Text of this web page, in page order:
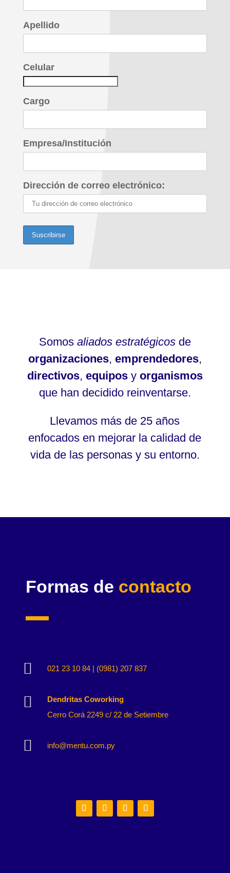
Apellido
Celular
Cargo
Empresa/Institución
Dirección de correo electrónico:
Somos aliados estratégicosde
organizaciones, emprendedores,
directivos, equiposy organismos
que han decidido reinventarse.
Llevamos más de 25 años
enfocados en mejorar la calidad de
vida de las personas y su entorno.
Formas de contacto
 021 23 10 84 | (0981) 207 837

Dendritas Coworking
Cerro Corá 2249 c/ 22 de Setiembre
 info@mentu.com.py